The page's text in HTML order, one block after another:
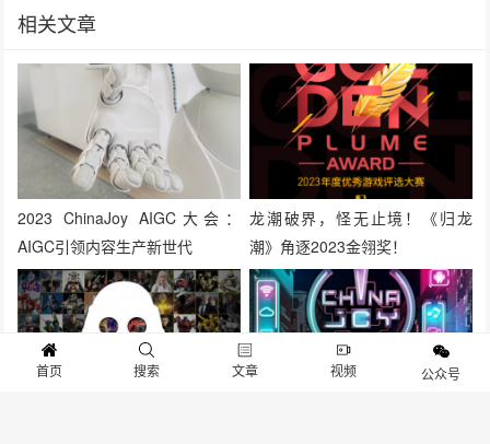
相关文章
2023 ChinaJoy AIGC大会：
AIGC引领内容生产新世代
龙潮破界，怪无止境！《归龙
潮》角逐2023金翎奖！
首页 搜索 文章 视频 公众号